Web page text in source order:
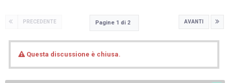
PRECEDENTE AVANTI
Pagine 1 di 2
Questa discussione è chiusa.